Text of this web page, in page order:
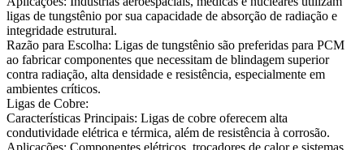
ligas de tungstênio por sua capacidade de absorção de radiação e
integridade estrutural.
Razão para Escolha: Ligas de tungstênio são preferidas para PCM
ao fabricar componentes que necessitam de blindagem superior
contra radiação, alta densidade e resistência, especialmente em
ambientes críticos.
Ligas de Cobre:
Características Principais: Ligas de cobre oferecem alta
condutividade elétrica e térmica, além de resistência à corrosão.
Aplicações: Componentes elétricos, trocadores de calor e sistemas